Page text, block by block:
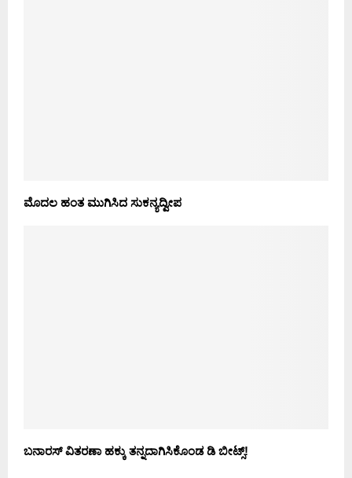
ಮೊದಲ ಹಂತ ಮುಗಿಸಿದ ಸುಕನ್ಯದ್ವೀಪ
ಬನಾರಸ್ ವಿತರಣಾ ಹಕ್ಕು ತನ್ನದಾಗಿಸಿಕೊಂಡ ಡಿ ಬೀಟ್ಸ್!